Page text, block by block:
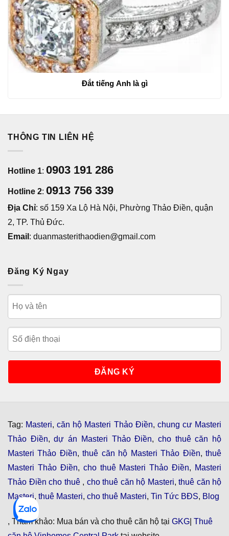
Đắt tiếng Anh là gì
THÔNG TIN LIÊN HỆ
Hotline 1: 0903 191 286
Hotline 2: 0913 756 339
Địa Chỉ: số 159 Xa Lộ Hà Nội, Phường Thảo Điền, quận
2, TP. Thủ Đức.
Email : duanmasterithaodien@gmail.com
Đăng Ký Ngay
Tag: Masteri,căn hộ Masteri Thảo Điền, chung cư Masteri
Thảo Điền,dự án Masteri Thảo Điền, cho thuê căn hộ
Masteri Thảo Điền,thuê căn hộ Masteri Thảo Điền,thuê
Masteri Thảo Điền, cho thuê Masteri Thảo Điền, Masteri
Thảo Điền cho thuê , cho thuê căn hộ Masteri, thuê căn hộ
Masteri, thuê Masteri, cho thuê Masteri, Tin Tức BĐS, Blog
, Tham khảo: Mua bán và cho thuê căn hộ tại GKG Thuê